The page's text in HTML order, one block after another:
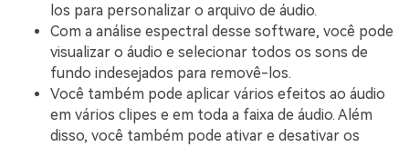
los para personalizar o arquivo de áudio.
Com a análise espectral desse software, você pode
visualizar o áudio e selecionar todos os sons de
fundo indesejados para removê-los.
Você também pode aplicar vários efeitos ao áudio
em vários clipes e em toda a faixa de áudio. Além
disso, você também pode ativar e desativar os